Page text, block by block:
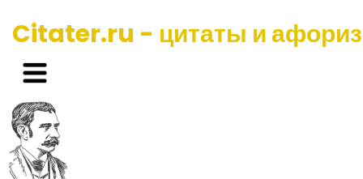
Citater.ru - цитаты и